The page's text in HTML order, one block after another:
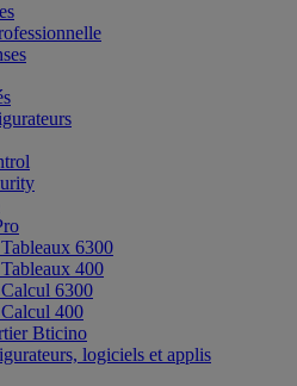
6300
400
6300
400
Bticino
logiciels et applis